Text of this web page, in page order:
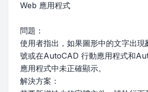
Web 應用程式
問題：
使用者指出，如果圖形中的文字出現
號或在AutoCAD 行動應用程式和
應用程式中未正確顯示。
解決方案：